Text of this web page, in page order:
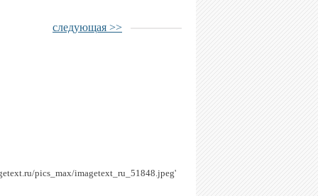
следующая >>
pics_max/imagetext_ru_51848.jpeg'